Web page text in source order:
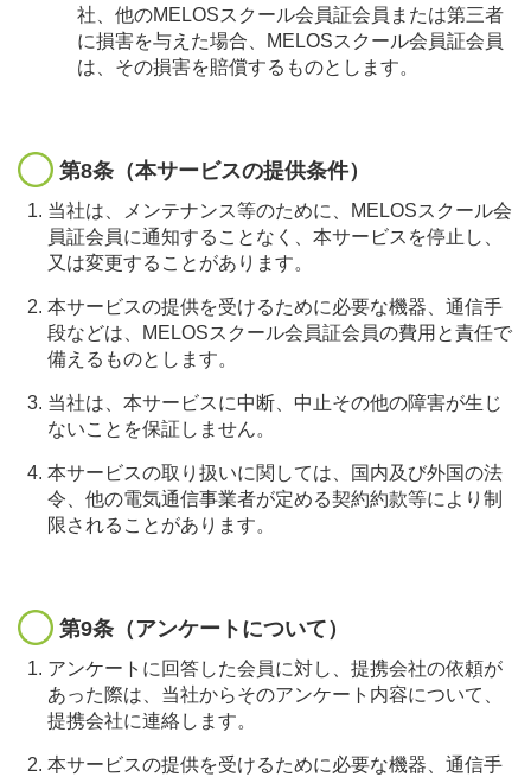
社、他のMELOSスクール会員証会員または第三者
に損害を与えた場合、MELOSスクール会員証会員
は、その損害を賠償するものとします。
第8条（本サービスの提供条件）
当社は、メンテナンス等のために、MELOSスクール会
員証会員に通知することなく、本サービスを停止し、
又は変更することがあります。
本サービスの提供を受けるために必要な機器、通信手
段などは、MELOSスクール会員証会員の費用と責任で
備えるものとします。
当社は、本サービスに中断、中止その他の障害が生じ
ないことを保証しません。
本サービスの取り扱いに関しては、国内及び外国の法
令、他の電気通信事業者が定める契約約款等により制
限されることがあります。
第9条（アンケートについて）
アンケートに回答した会員に対し、提携会社の依頼が
あった際は、当社からそのアンケート内容について、
提携会社に連絡します。
本サービスの提供を受けるために必要な機器、通信手